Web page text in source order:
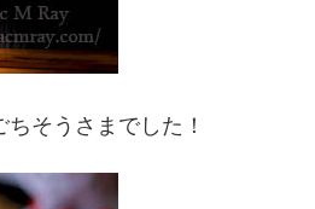
そうさまでした！